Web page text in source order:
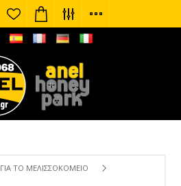
ΓΙΑ ΤΟ ΜΕΛΙΣΣΟΚΟΜΕΊΟ